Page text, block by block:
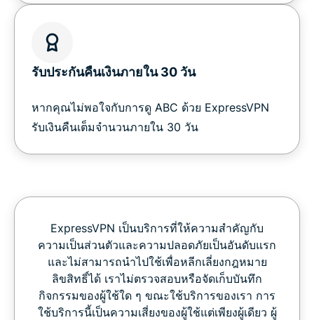
รับประกันคืนเงินภายใน 30 วัน
หากคุณไม่พอใจกับการดู ABC ด้วย ExpressVPN
รับเงินคืนเต็มจำนวนภายใน 30 วัน
ExpressVPN เป็นบริการที่ให้ความสำคัญกับ
ความเป็นส่วนตัวและความปลอดภัยเป็นอันดับแรก
และไม่สามารถนำไปใช้เพื่อหลีกเลี่ยงกฎหมาย
ลิขสิทธิ์ได้ เราไม่ตรวจสอบหรือจัดเก็บบันทึก
กิจกรรมของผู้ใช้ใด ๆ ขณะใช้บริการของเรา การ
ใช้บริการนี้เป็นความเสี่ยงของผู้ใช้แต่เพียงผู้เดียว ผู้